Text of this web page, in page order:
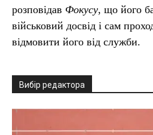
розповідав Фокусу, що його
військовий досвід і сам
відмовити його від служби.
Вибір редактора